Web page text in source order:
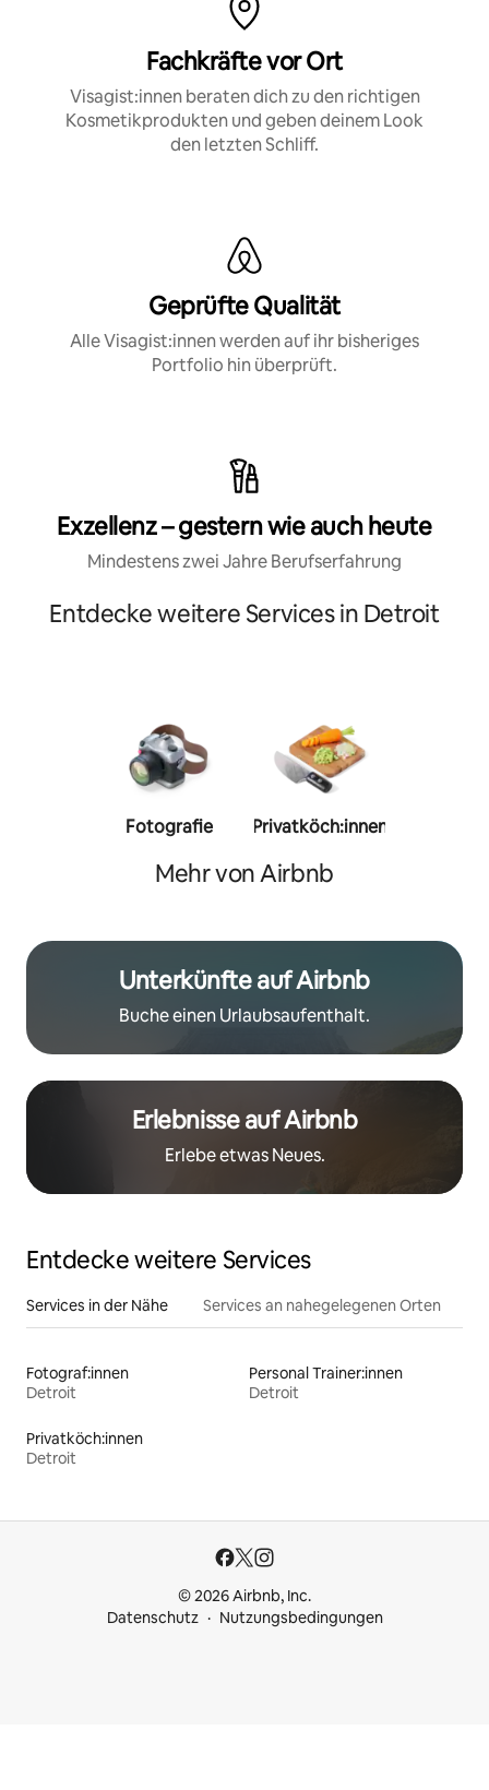
Fachkräfte vor Ort
Visagist:innen beraten dich zu den richtigen
Kosmetikprodukten und geben deinem Look
den letzten Schliff.
Geprüfte Qualität
Alle Visagist:innen werden auf ihr bisheriges
Portfolio hin überprüft.
Exzellenz – gestern wie auch heute
Mindestens zwei Jahre Berufserfahrung
Entdecke weitere Services in Detroit
Fotografie Privatköch:innen
Mehr von Airbnb
Unterkünfte auf Airbnb
Buche einen Urlaubsaufenthalt.
Erlebnisse auf Airbnb
Erlebe etwas Neues.
Entdecke weitere Services
Services in der Nähe Services an nahegelegenen Orten
Fotograf:innen
Detroit
Personal Trainer:innen
Detroit
Privatköch:innen
Detroit
© 2026 Airbnb, Inc.
Datenschutz
Nutzungsbedingungen